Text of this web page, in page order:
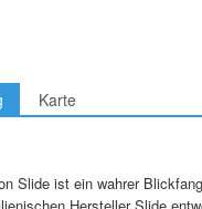
Karte
Slide ist ein wahrer